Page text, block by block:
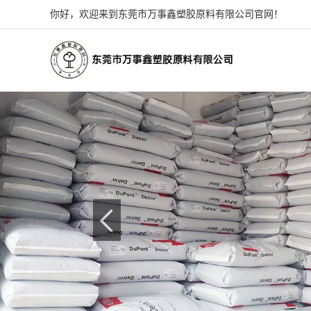
你好，欢迎来到东莞市万事鑫塑胶原料有限公司官网！